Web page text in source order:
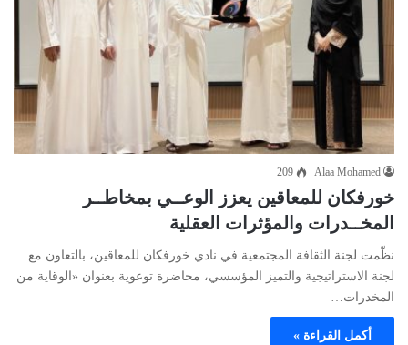
Alaa Mohamed
209
خورفكان للمعاقين يعزز الوعــي بمخاطــر
المخــدرات والمؤثرات العقلية
نظّمت لجنة الثقافة المجتمعية في نادي خورفكان للمعاقين، بالتعاون مع
لجنة الاستراتيجية والتميز المؤسسي، محاضرة توعوية بعنوان «الوقاية من
المخدرات…
أكمل القراءة »